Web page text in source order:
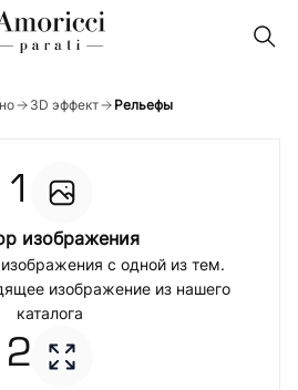
3D эффект Рельефы
1
изображения
с одной из тем.
изображение из нашего
каталога
2